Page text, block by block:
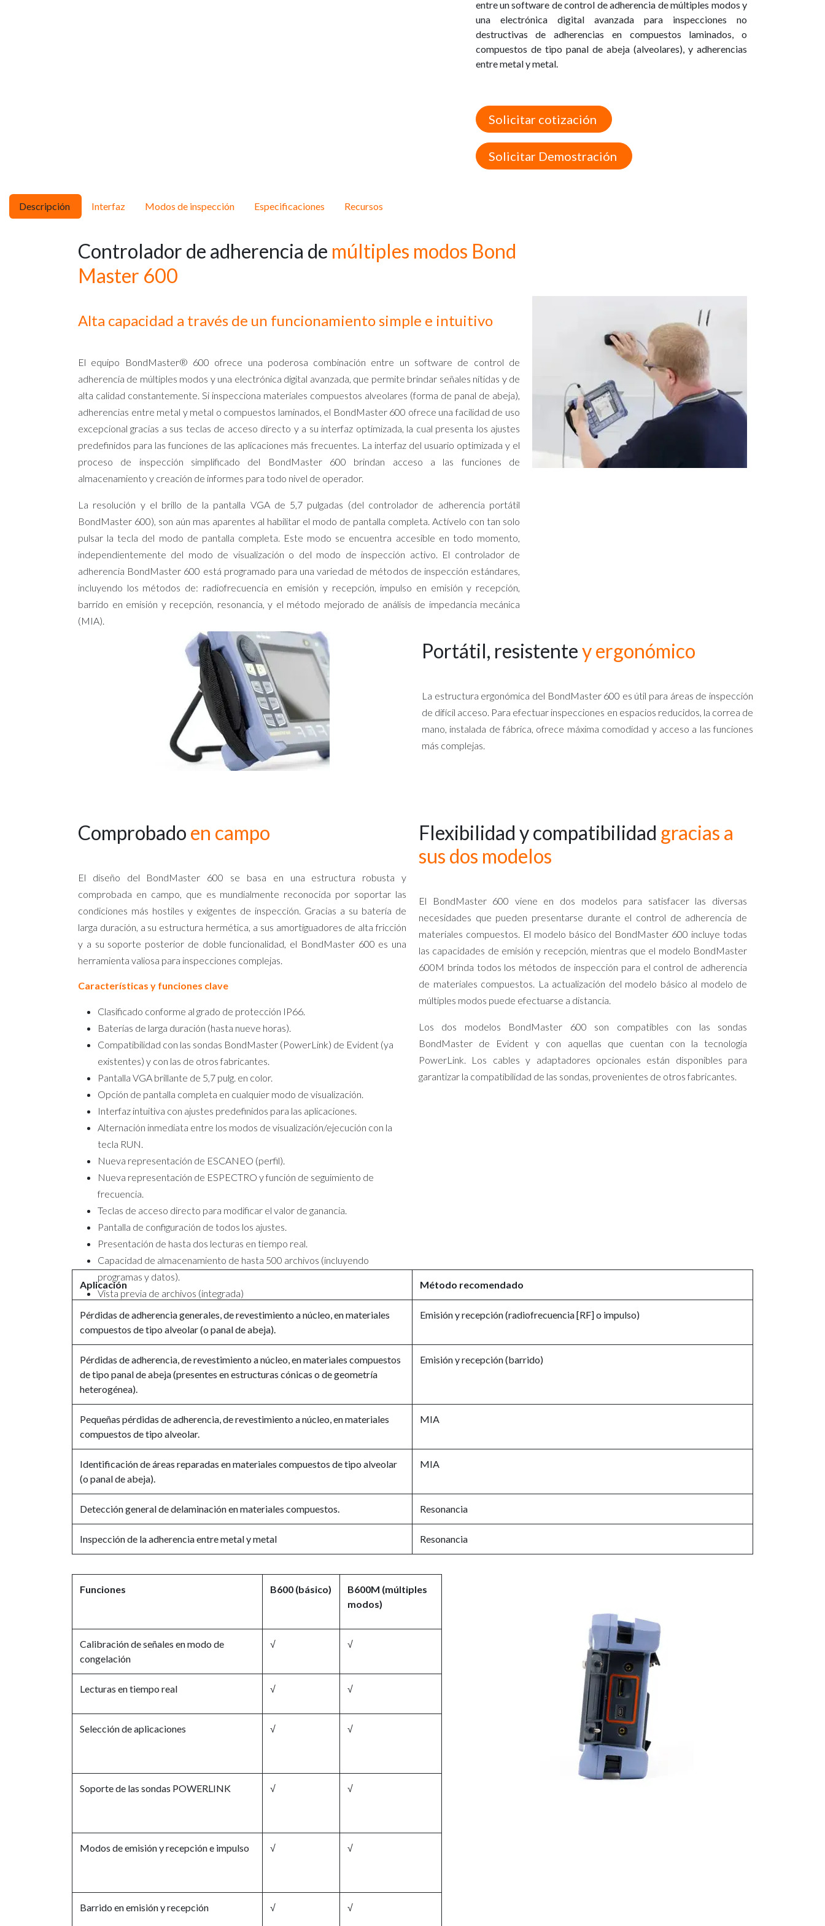
entre un software de control de adherencia de múltiples modos y
una electrónica digital avanzada para inspecciones no
destructivas de adherencias en compuestos laminados, o
compuestos de tipo panal de abeja (alveolares), y adherencias
entre metal y metal.
Solicitar cotización
Solicitar Demostración
Descripción Interfaz Modos de inspección Especificaciones Recursos
Controlador de adherencia de múltiples modos Bond
Master 600
Alta capacidad a través de un funcionamiento simple e intuitivo
El equipo BondMaster® 600 ofrece una poderosa combinación entre un software de control de
adherencia de múltiples modos y una electrónica digital avanzada, que permite brindar señales nítidas y de
alta calidad constantemente. Si inspecciona materiales compuestos alveolares (forma de panal de abeja),
adherencias entre metal y metal o compuestos laminados, el BondMaster 600 ofrece una facilidad de uso
excepcional gracias a sus teclas de acceso directo y a su interfaz optimizada, la cual presenta los ajustes
predefinidos para las funciones de las aplicaciones más frecuentes. La interfaz del usuario optimizada y el
proceso de inspección simplificado del BondMaster 600 brindan acceso a las funciones de
almacenamiento y creación de informes para todo nivel de operador.
La resolución y el brillo de la pantalla VGA de 5,7 pulgadas (del controlador de adherencia portátil
BondMaster 600), son aún mas aparentes al habilitar el modo de pantalla completa. Actívelo con tan solo
pulsar la tecla del modo de pantalla completa. Este modo se encuentra accesible en todo momento,
independientemente del modo de visualización o del modo de inspección activo. El controlador de
adherencia BondMaster 600 está programado para una variedad de métodos de inspección estándares,
incluyendo los métodos de: radiofrecuencia en emisión y recepción, impulso en emisión y recepción,
barrido en emisión y recepción, resonancia, y el método mejorado de análisis de impedancia mecánica
(MIA).
Portátil, resistentey ergonómico
La estructura ergonómica del BondMaster 600 es útil para áreas de inspección
de difícil acceso. Para efectuar inspecciones en espacios reducidos, la correa de
mano, instalada de fábrica, ofrece máxima comodidad y acceso a las funciones
más complejas.
Comprobado en campo
El diseño del BondMaster 600 se basa en una estructura robusta y
comprobada en campo, que es mundialmente reconocida por soportar las
condiciones más hostiles y exigentes de inspección. Gracias a su batería de
larga duración, a su estructura hermética, a sus amortiguadores de alta fricción
y a su soporte posterior de doble funcionalidad, el BondMaster 600 es una
herramienta valiosa para inspecciones complejas.
Características y funciones clave
Clasificado conforme al grado de protección IP66.
Baterías de larga duración (hasta nueve horas).
Compatibilidad con las sondas BondMaster (PowerLink) de Evident (ya
existentes) y con las de otros fabricantes.
Pantalla VGA brillante de 5,7 pulg. en color.
Opción de pantalla completa en cualquier modo de visualización.
Interfaz intuitiva con ajustes predefinidos para las aplicaciones.
Alternación inmediata entre los modos de visualización/ejecución con la
tecla RUN.
Nueva representación de ESCANEO (perfil).
Nueva representación de ESPECTRO y función de seguimiento de
frecuencia.
Teclas de acceso directo para modificar el valor de ganancia.
Pantalla de configuración de todos los ajustes.
Presentación de hasta dos lecturas en tiempo real.
Capacidad de almacenamiento de hasta 500 archivos (incluyendo
programas y datos).
Vista previa de archivos (integrada)
Flexibilidad y compatibilidad gracias a
sus dos modelos
El BondMaster 600 viene en dos modelos para satisfacer las diversas
necesidades que pueden presentarse durante el control de adherencia de
materiales compuestos. El modelo básico del BondMaster 600 incluye todas
las capacidades de emisión y recepción, mientras que el modelo BondMaster
600M brinda todos los métodos de inspección para el control de adherencia
de materiales compuestos. La actualización del modelo básico al modelo de
múltiples modos puede efectuarse a distancia.
Los dos modelos BondMaster 600 son compatibles con las sondas
BondMaster de Evident y con aquellas que cuentan con la tecnología
PowerLink. Los cables y adaptadores opcionales están disponibles para
garantizar la compatibilidad de las sondas, provenientes de otros fabricantes.
Aplicación Método recomendado
Pérdidas de adherencia generales, de revestimiento a núcleo, en materiales
compuestos de tipo alveolar (o panal de abeja).
Emisión y recepción (radiofrecuencia [RF] o impulso)
Pérdidas de adherencia, de revestimiento a núcleo, en materiales compuestos
de tipo panal de abeja (presentes en estructuras cónicas o de geometría
heterogénea).
Emisión y recepción (barrido)
Pequeñas pérdidas de adherencia, de revestimiento a núcleo, en materiales
compuestos de tipo alveolar.
MIA
Identificación de áreas reparadas en materiales compuestos de tipo alveolar
(o panal de abeja).
MIA
Detección general de delaminación en materiales compuestos. Resonancia
Inspección de la adherencia entre metal y metal Resonancia
Funciones B600 (básico)
B600M (múltiples
modos)
Calibración de señales en modo de
congelación
√ √
Lecturas en tiempo real √ √
Selección de aplicaciones √ √
Soporte de las sondas POWERLINK √ √
Modos de emisión y recepción e impulso √ √
Barrido en emisión y recepción √ √